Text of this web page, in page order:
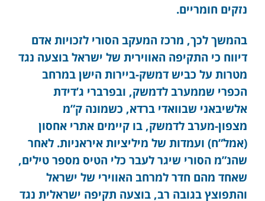
נזקים חומריים.
בהמשך לכך, מרכז המעקב הסורי לזכויות אדם
דיווח כי התקיפה האווירית של ישראל בוצעה נגד
מטרות על כביש דמשק-ביירות הישן במרחב
הכפרי שממערב לדמשק, ובפרברי ג’דידת
אלשיבאני שבוואדי ברדא, כשמונה ק”מ
מצפון-מערב לדמשק, בו קיימים אתרי אחסון
(אמל”ח) ועמדות של מיליציות איראניות. לאחר
שהנ”מ הסורי שיגר לעבר כלי הטיס מספר טילים,
שאחד מהם חדר למרחב האווירי של ישראל
והתפוצץ בגובה רב, בוצעה תקיפה ישראלית נגד